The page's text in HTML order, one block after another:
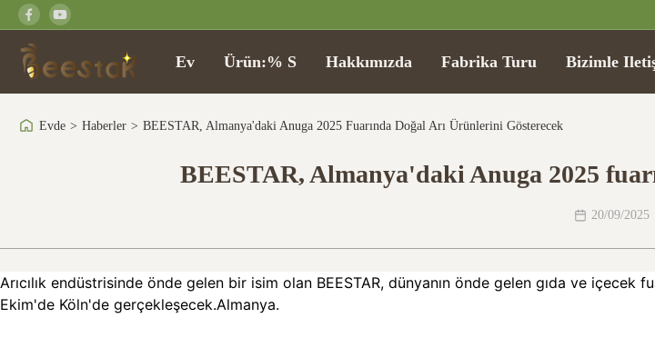
Ev Ürün:% S Hakkımızda Fabrika Turu Bizimle
Evde > Haberler > BEESTAR, Almanya'daki Anuga 2025 Fuarında Doğal Arı Ürünlerini Gösterecek
BEESTAR, Almanya'daki Anuga 2025
20/09/2025
Arıcılık endüstrisinde önde gelen bir isim olan BEESTAR, dünyanın önde gelen gıda ve
Ekim'de Köln'de gerçekleşecek.Almanya.